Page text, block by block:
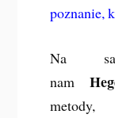
poznanie,
Na
nam